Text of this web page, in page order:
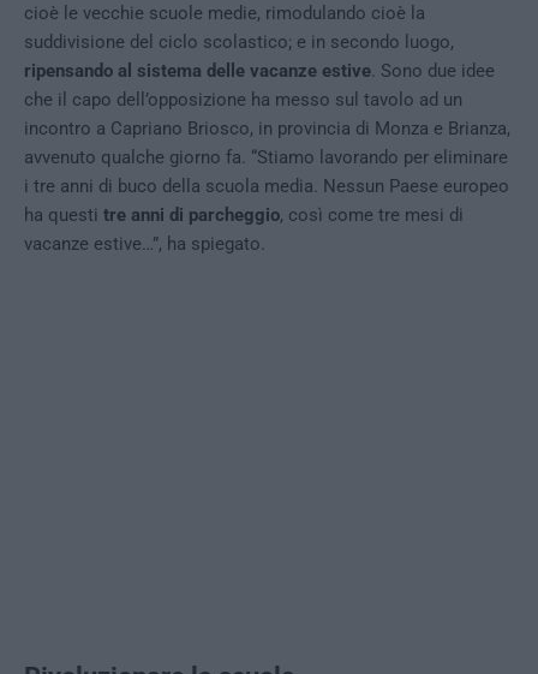
cioè le vecchie scuole medie, rimodulando cioè la
suddivisione del ciclo scolastico; e in secondo luogo,
ripensando al sistema delle vacanze estive. Sono due idee
che il capo dell’opposizione ha messo sul tavolo ad un
incontro a Capriano Briosco, in provincia di Monza e Brianza,
avvenuto qualche giorno fa. “Stiamo lavorando per eliminare
i tre anni di buco della scuola media. Nessun Paese europeo
ha questi tre anni di parcheggio, così come tre mesi di
vacanze estive…”, ha spiegato.